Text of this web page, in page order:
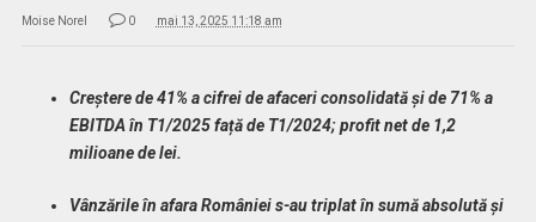
Moise Norel 0 mai 13, 2025 11:18 am
Creștere de 41% a cifrei de afaceri consolidată și de 71% a
EBITDA în T1/2025 față de T1/2024; profit net de 1,2
milioane de lei.
Vânzările în afara României s-au triplat în sumă absolută și